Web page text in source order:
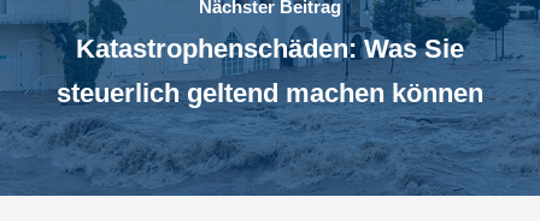
Nächster Beitrag
Katastrophenschäden: Was Sie
steuerlich geltend machen können